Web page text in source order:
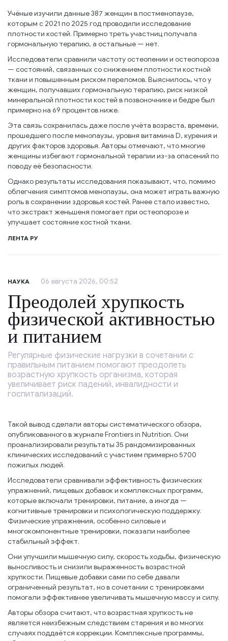
Учёные изучили данные 387 женщин в постменопаузе,
которым с 2021 по 2025 год проводили исследование
плотности костей. Примерно треть участниц получала
гормональную терапию, а остальные — нет.
Исследователи сравнили частоту остеопении и остеопороза
— состояний, связанных со снижением плотности костной
ткани и повышенным риском переломов. Выяснилось, что у
женщин, получавших гормональную терапию, риск низкой
минеральной плотности костей в позвоночнике и бедре был
примерно на 69 процентов ниже.
Эта связь сохранилась даже после учёта возраста, времени,
прошедшего после менопаузы, уровня витамина D, курения и
других факторов здоровья. Авторы отмечают, что многие
женщины избегают гормональной терапии из-за опасений по
поводу её безопасности.
Однако результаты исследования показывают, что, помимо
облегчения симптомов менопаузы, она может играть важную
роль в сохранении здоровья костей. Ранее стало известно,
что экстракт женьшеня помогает при остеопорозе и
улучшает состояние костной ткани.
ЛЕНТА РУ
НАУКА 06 августа 2026, 00:52
Преодолей хрупкость
физической активностью
и питанием
Регулярные физические нагрузки в сочетании с
правильным питанием помогают преодолеть
возрастную хрупкость организма, которая
увеличивает риск падений, инвалидности и
госпитализаций.
Такой вывод сделали авторы систематического обзора,
опубликованного в журнале Frontiers in Nutrition. Они
проанализировали результаты 35 рандомизированных
клинических исследований с участием примерно 5700
пожилых людей.
Исследователи сравнивали эффективность физических
упражнений, пищевых добавок и комплексных программ,
которые включали тренировки, питание, а иногда —
когнитивные тренировки и психологическую поддержку.
Физические упражнения, особенно силовые и
многокомпонентные тренировки, показали наиболее
стабильный эффект.
Они улучшили мышечную силу, скорость ходьбы, физическую
выносливость и снизили выраженность возрастной
хрупкости. Пищевые добавки сами по себе давали
ограниченный результат, но в сочетании с тренировками
помогали эффективнее увеличивать мышечную массу и силу.
Авторы обзора считают, что возрастная хрупкость не
является неизбежным следствием старения и во многих
случаях поддаётся коррекции. Комплексные программы,